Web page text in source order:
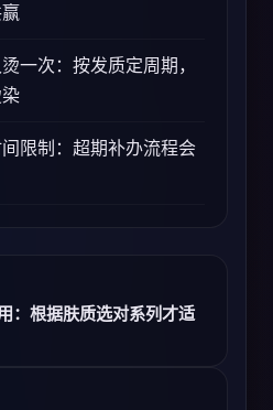
一次：按发质定周期，
限制：超期补办流程会
：根据肤质选对系列才适